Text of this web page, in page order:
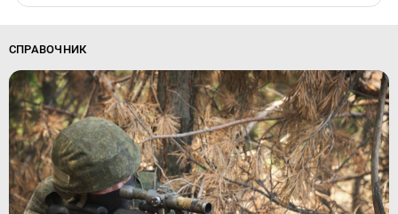
СПРАВОЧНИК